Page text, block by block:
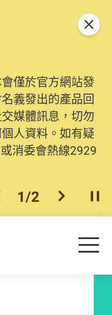
僅於官方網站發
義發出的產品回
媒體訊息，切勿
人資料。如有疑
消委會熱線2929
上一個
1/2 下一個開
關閉
目